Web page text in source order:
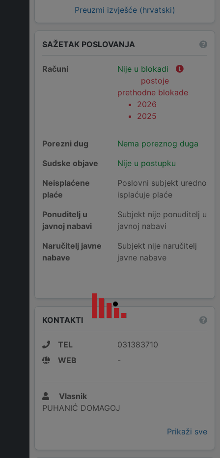
Preuzmi izvješće (hrvatski)
SAŽETAK POSLOVANJA
Računi
Nije u blokadi
postoje
prethodne blokade
2026
2025
Porezni dug
Nema poreznog duga
Sudske objave
Nije u postupku
Neisplaćene
plaće
Poslovni subjekt uredno
isplaćuje plaće
Ponuditelj u
javnoj nabavi
Subjekt nije ponuditelj u
javnoj nabavi
Naručitelj javne
nabave
Subjekt nije naručitelj
javne nabave
KONTAKTI
TEL
031383710
WEB
-
Vlasnik
PUHANIĆ DOMAGOJ
Prikaži sve